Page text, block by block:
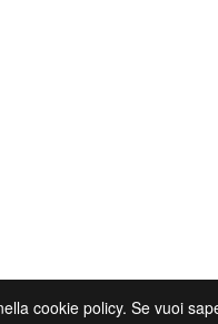
cookie policy. Se vuoi